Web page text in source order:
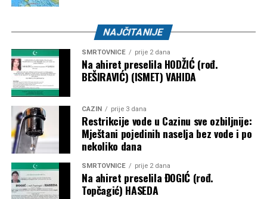
NAJČITANIJE
SMRTOVNICE prije 2 dana
Na ahiret preselila HODŽIĆ (rođ.
BEŠIRAVIĆ) (ISMET) VAHIDA
CAZIN prije 3 dana
Restrikcije vode u Cazinu sve ozbiljnije:
Mještani pojedinih naselja bez vode i po
nekoliko dana
SMRTOVNICE prije 2 dana
Na ahiret preselila ĐOGIĆ (rođ.
Topčagić) HASEDA